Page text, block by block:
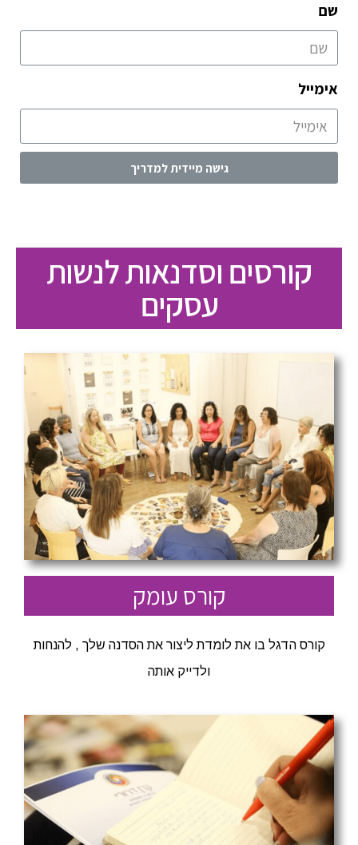
שם
אימייל
גישה מיידית למדריך
קורסים וסדנאות לנשות
עסקים
קורס עומק
קורס הדגל בו את לומדת ליצור את הסדנה שלך , להנחות
ולדייק אותה